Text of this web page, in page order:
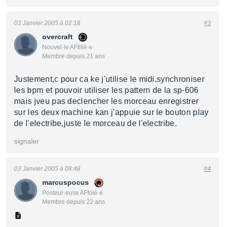
overcraft
Nouvel·le AFfilié·e
Membre depuis 21 ans
03 Janvier 2005 à 02:18 #3
Justement,c pour ca ke j'utilise le midi,synchroniser
les bpm et pouvoir utiliser les pattern de la sp-606
mais jveu pas declencher les morceau enregistrer
sur les deux machine kan j'appuie sur le bouton play
de l'electribe,juste le morceau de l'electribe.
signaler
marcuspocus
Posteur·euse AFfolé·e
Membre depuis 22 ans
03 Janvier 2005 à 08:48 #4